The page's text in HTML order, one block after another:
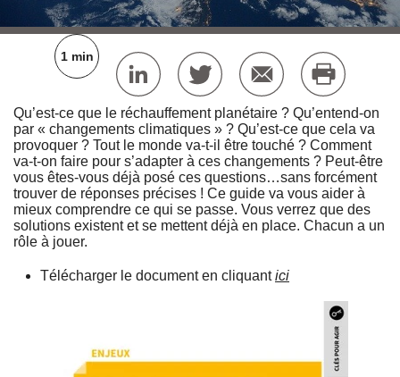
1 min
Qu’est-ce que le réchauffement planétaire ? Qu’entend-on
par « changements climatiques » ? Qu’est-ce que cela va
provoquer ? Tout le monde va-t-il être touché ? Comment
va-t-on faire pour s’adapter à ces changements ? Peut-être
vous êtes-vous déjà posé ces questions…sans forcément
trouver de réponses précises ! Ce guide va vous aider à
mieux comprendre ce qui se passe. Vous verrez que des
solutions existent et se mettent déjà en place. Chacun a un
rôle à jouer.
Télécharger le document en cliquantici